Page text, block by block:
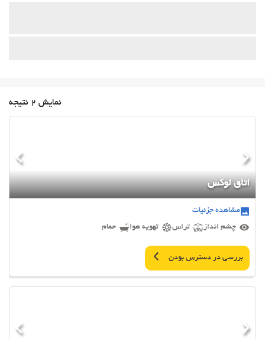
نمایش 2 نتیجه
اتاق لوکس
مشاهده جزئیات
چشم انداز
تراس تهویه هوا حمام
بررسی در دسترس بودن